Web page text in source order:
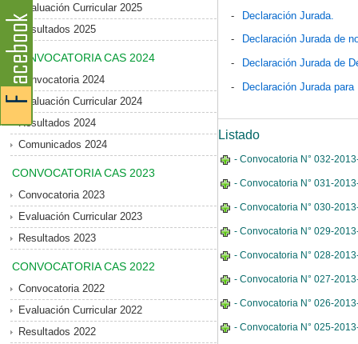
Evaluación Curricular 2025
Resultados 2025
CONVOCATORIA CAS 2024
Convocatoria 2024
Evaluación Curricular 2024
Resultados 2024
Comunicados 2024
CONVOCATORIA CAS 2023
Convocatoria 2023
Evaluación Curricular 2023
Resultados 2023
CONVOCATORIA CAS 2022
Convocatoria 2022
Evaluación Curricular 2022
Resultados 2022
-
Declaración Jurada.
-
Declaración Jurada de
-
Declaración Jurada de
-
Declaración Jurada
Listado
- Convocatoria N° 032-
- Convocatoria N° 031-
- Convocatoria N° 030-
- Convocatoria N° 029-
- Convocatoria N° 028-
- Convocatoria N° 027-
- Convocatoria N° 026-
- Convocatoria N° 025-